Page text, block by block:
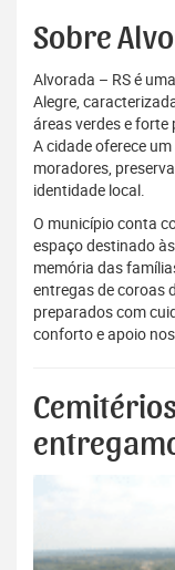
Sobre
Alvorada – RS é
Alegre,
áreas verdes e forte
A cidade oferece
moradores,
identidade local.
O município conta
espaço destinado
memória das
entregas de coroas
preparados com
conforto e apoio